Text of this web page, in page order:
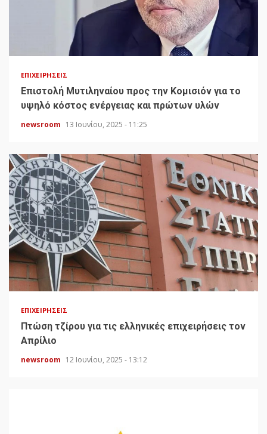
ΕΠΙΧΕΙΡΉΣΕΙΣ
Επιστολή Μυτιληναίου προς την Κομισιόν για το
υψηλό κόστος ενέργειας και πρώτων υλών
newsroom 13 Ιουνίου, 2025 - 11:25
ΕΠΙΧΕΙΡΉΣΕΙΣ
Πτώση τζίρου για τις ελληνικές επιχειρήσεις τον
Απρίλιο
newsroom 12 Ιουνίου, 2025 - 13:12